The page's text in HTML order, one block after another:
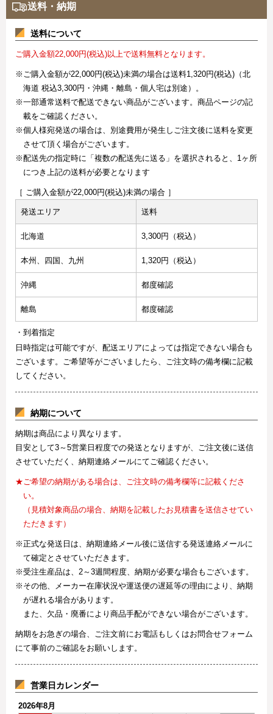
送料・納期
送料について
ご購入金額22,000円(税込)以上で送料無料となります。
※ご購入金額が22,000円(税込)未満の場合は送料1,320円(税込)（北
海道 税込3,300円・沖縄・離島・個人宅は別途）。
※一部通常送料で配送できない商品がございます。商品ページの記
載をご確認ください。
※個人様宛発送の場合は、別途費用が発生しご注文後に送料を変更
させて頂く場合がございます。
※配送先の指定時に「複数の配送先に送る」を選択されると、1ヶ所
につき上記の送料が必要となります
［ ご購入金額が22,000円(税込)未満の場合 ］
発送エリア 送料
北海道 3,300円（税込）
本州、四国、九州 1,320円（税込）
沖縄 都度確認
離島 都度確認
・到着指定
日時指定は可能ですが、配送エリアによっては指定できない場合も
ございます。ご希望等がございましたら、ご注文時の備考欄に記載
してください。
納期について
納期は商品により異なります。
目安として3～5営業日程度での発送となりますが、ご注文後に送信
させていただく、納期連絡メールにてご確認ください。
★ご希望の納期がある場合は、ご注文時の備考欄等に記載くださ
い。
（見積対象商品の場合、納期を記載したお見積書を送信させてい
ただきます）
※正式な発送日は、納期連絡メール後に送信する発送連絡メールに
て確定とさせていただきます。
※受注生産品は、2～3週間程度、納期が必要な場合もございます。
※その他、メーカー在庫状況や運送便の遅延等の理由により、納期
が遅れる場合があります。
また、欠品・廃番により商品手配ができない場合がございます。
納期をお急ぎの場合、ご注文前にお電話もしくはお問合せフォーム
にて事前のご確認をお願いします。
営業日カレンダー
2026年8月